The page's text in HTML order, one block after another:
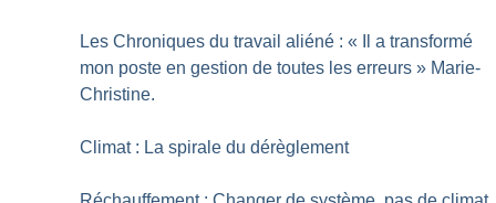
Les Chroniques du travail aliéné : «
Il a transformé
mon poste en gestion de toutes les erreurs » Marie-
Christine.
Climat : La spirale du dérèglement